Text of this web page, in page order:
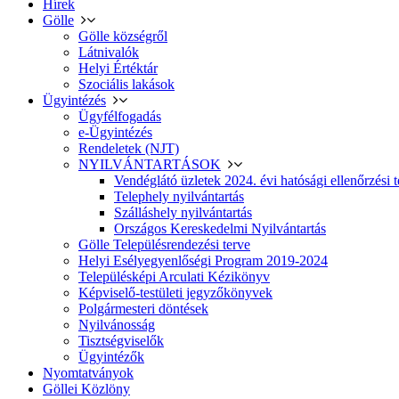
Hírek
Gölle
Gölle községről
Látnivalók
Helyi Értéktár
Szociális lakások
Ügyintézés
Ügyfélfogadás
e-Ügyintézés
Rendeletek (NJT)
NYILVÁNTARTÁSOK
Vendéglátó üzletek 2024. évi hatósági ellenőrzési
Telephely nyilvántartás
Szálláshely nyilvántartás
Országos Kereskedelmi Nyilvántartás
Gölle Településrendezési terve
Helyi Esélyegyenlőségi Program 2019-2024
Településképi Arculati Kézikönyv
Képviselő-testületi jegyzőkönyvek
Polgármesteri döntések
Nyilvánosság
Tisztségviselők
Ügyintézők
Nyomtatványok
Göllei Közlöny